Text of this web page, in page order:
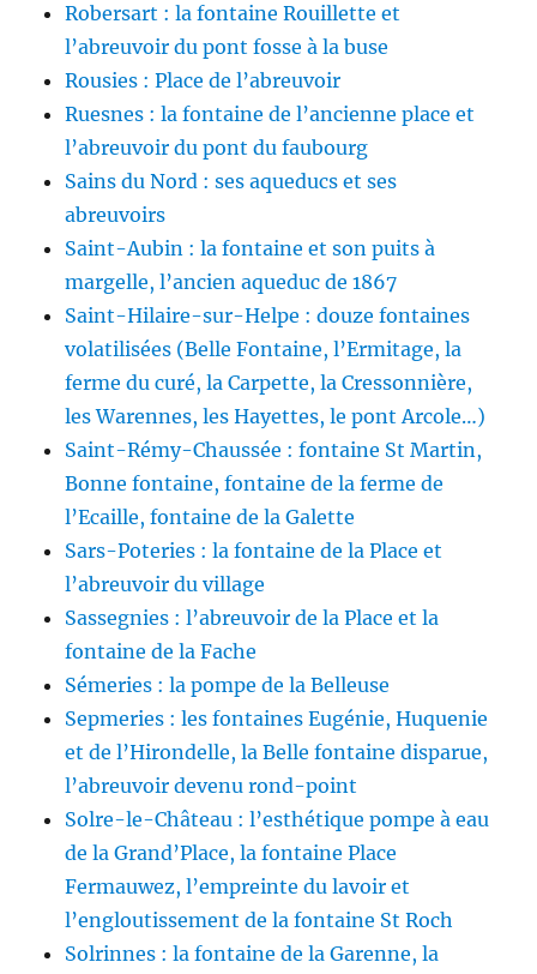
Robersart : la fontaine Rouillette et
l’abreuvoir du pont fosse à la buse
Rousies : Place de l’abreuvoir
Ruesnes : la fontaine de l’ancienne place et
l’abreuvoir du pont du faubourg
Sains du Nord : ses aqueducs et ses
abreuvoirs
Saint-Aubin : la fontaine et son puits à
margelle, l’ancien aqueduc de 1867
Saint-Hilaire-sur-Helpe : douze fontaines
volatilisées (Belle Fontaine, l’Ermitage, la
ferme du curé, la Carpette, la Cressonnière,
les Warennes, les Hayettes, le pont Arcole…)
Saint-Rémy-Chaussée : fontaine St Martin,
Bonne fontaine, fontaine de la ferme de
l’Ecaille, fontaine de la Galette
Sars-Poteries : la fontaine de la Place et
l’abreuvoir du village
Sassegnies : l’abreuvoir de la Place et la
fontaine de la Fache
Sémeries : la pompe de la Belleuse
Sepmeries : les fontaines Eugénie, Huquenie
et de l’Hirondelle, la Belle fontaine disparue,
l’abreuvoir devenu rond-point
Solre-le-Château : l’esthétique pompe à eau
de la Grand’Place, la fontaine Place
Fermauwez, l’empreinte du lavoir et
l’engloutissement de la fontaine St Roch
Solrinnes : la fontaine de la Garenne, la